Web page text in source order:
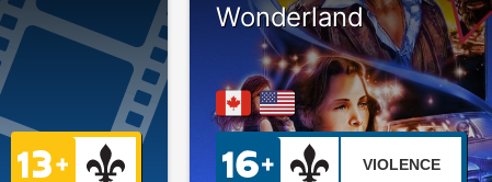
Wonderland
VIOLENCE